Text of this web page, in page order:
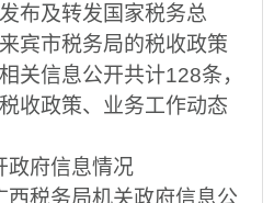
布及转发国家税务总
宾市税务局的税收政策
关信息公开共计128条，
收政策、业务工作动态
政府信息情况
西税务局机关政府信息公